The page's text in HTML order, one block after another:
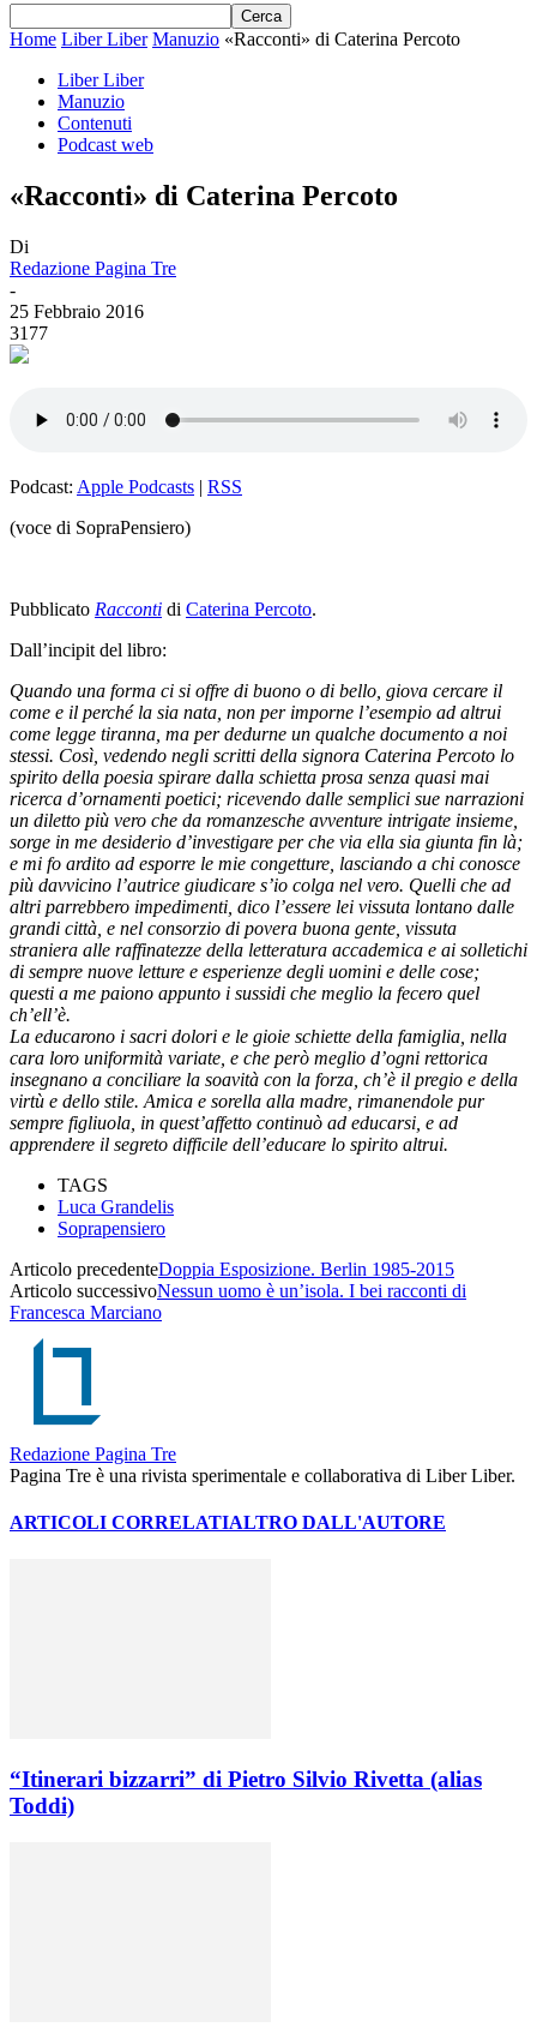
Home Liber Liber Manuzio «Racconti» di Caterina Percoto
Liber Liber
Manuzio
Contenuti
Podcast web
«Racconti» di Caterina Percoto
Di
Redazione Pagina Tre
-
25 Febbraio 2016
3177
Podcast: Apple Podcasts | RSS
(voce di SopraPensiero)
Pubblicato Racconti di Caterina Percoto.
Dall’incipit del libro:
Quando una forma ci si offre di buono o di bello, giova cercare il
come e il perché la sia nata, non per imporne l’esempio ad altrui
come legge tiranna, ma per dedurne un qualche documento a noi
stessi. Così, vedendo negli scritti della signora Caterina Percoto lo
spirito della poesia spirare dalla schietta prosa senza quasi mai
ricerca d’ornamenti poetici; ricevendo dalle semplici sue narrazioni
un diletto più vero che da romanzesche avventure intrigate insieme,
sorge in me desiderio d’investigare per che via ella sia giunta fin là;
e mi fo ardito ad esporre le mie congetture, lasciando a chi conosce
più davvicino l’autrice giudicare s’io colga nel vero. Quelli che ad
altri parrebbero impedimenti, dico l’essere lei vissuta lontano dalle
grandi città, e nel consorzio di povera buona gente, vissuta
straniera alle raffinatezze della letteratura accademica e ai solletichi
di sempre nuove letture e esperienze degli uomini e delle cose;
questi a me paiono appunto i sussidi che meglio la fecero quel
ch’ell’è.
La educarono i sacri dolori e le gioie schiette della famiglia, nella
cara loro uniformità variate, e che però meglio d’ogni rettorica
insegnano a conciliare la soavità con la forza, ch’è il pregio e della
virtù e dello stile. Amica e sorella alla madre, rimanendole pur
sempre figliuola, in quest’affetto continuò ad educarsi, e ad
apprendere il segreto difficile dell’educare lo spirito altrui.
TAGS
Luca Grandelis
Soprapensiero
Articolo precedenteDoppia Esposizione. Berlin 1985-2015
Articolo successivoNessun uomo è un’isola. I bei racconti di
Francesca Marciano
Redazione Pagina Tre
Pagina Tre è una rivista sperimentale e collaborativa di Liber Liber.
ARTICOLI CORRELATIALTRO DALL'AUTORE
“Itinerari bizzarri” di Pietro Silvio Rivetta (alias
Toddi)